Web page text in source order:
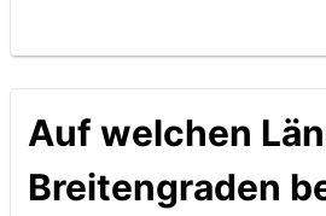
Auf welchen
Breitengraden